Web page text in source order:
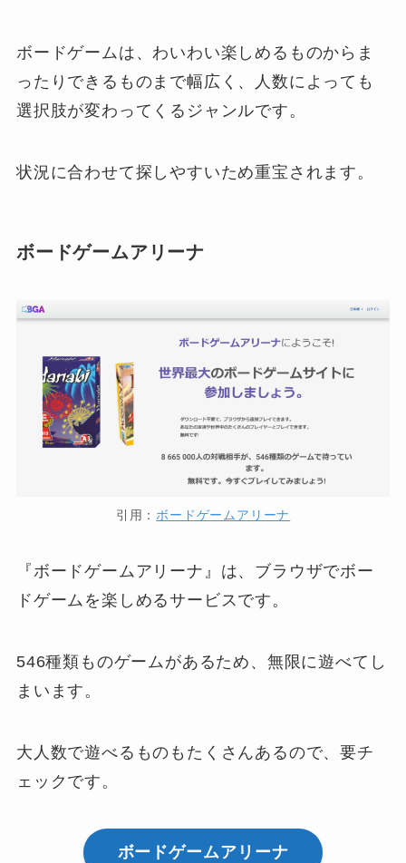
ボードゲームは、わいわい楽しめるものからま
ったりできるものまで幅広く、人数によっても
選択肢が変わってくるジャンルです。
状況に合わせて探しやすいため重宝されます。
ボードゲームアリーナ
引用：ボードゲームアリーナ
『ボードゲームアリーナ』は、ブラウザでボー
ドゲームを楽しめるサービスです。
546種類ものゲームがあるため、無限に遊べてし
まいます。
大人数で遊べるものもたくさんあるので、要チ
ェックです。
ボードゲームアリーナ